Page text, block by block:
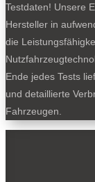
Testdaten! Unsere
Hersteller in
die
Ende jedes Tests
und detaillierte
Fahrzeugen.